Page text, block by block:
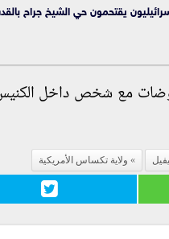
يقتحمون حي الشيخ جراح
مع شخص داخل
ولاية تكساس الأمريكية